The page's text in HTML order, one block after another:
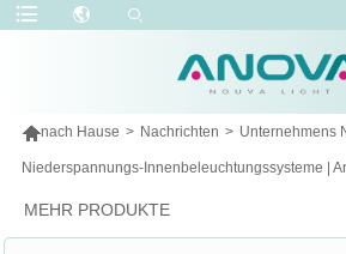
nach Hause > Nachrichten > Unternehmens
Niederspannungs-Innenbeleuchtungssysteme |
MEHR PRODUKTE